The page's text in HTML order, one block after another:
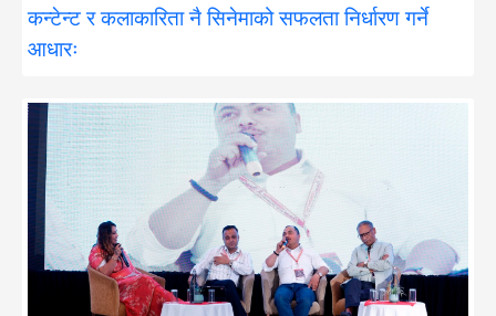
कन्टेन्ट र कलाकारिता नै सिनेमाको सफलता निर्धारण गर्ने
आधारः